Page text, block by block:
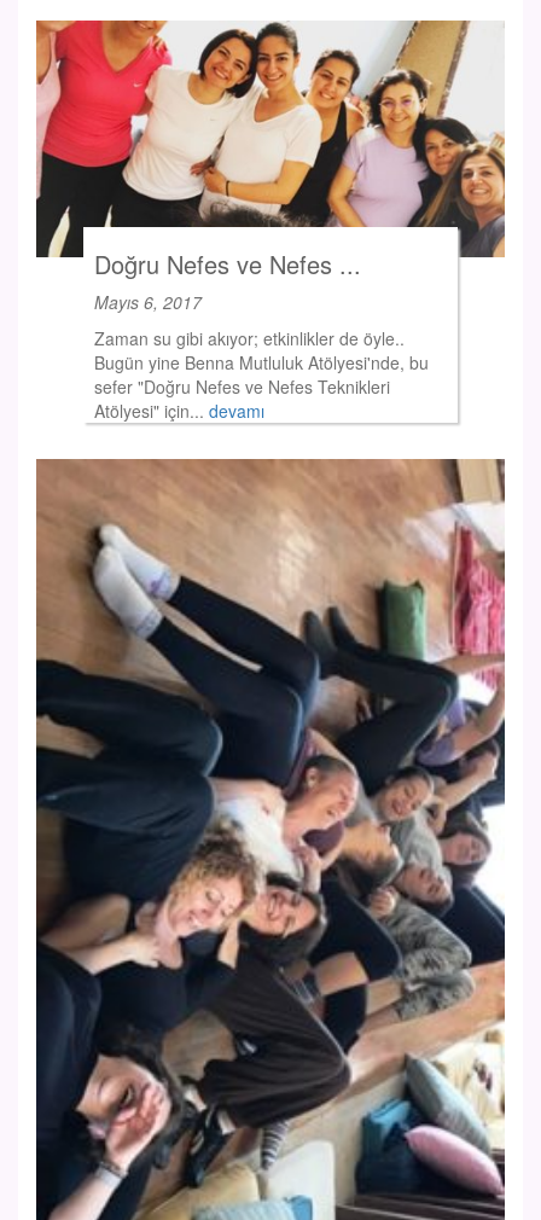
Doğru Nefes ve Nefes ...
Mayıs 6, 2017
Zaman su gibi akıyor; etkinlikler de öyle..
Bugün yine Benna Mutluluk Atölyesi'nde, bu
sefer "Doğru Nefes ve Nefes Teknikleri
Atölyesi" için...devamı